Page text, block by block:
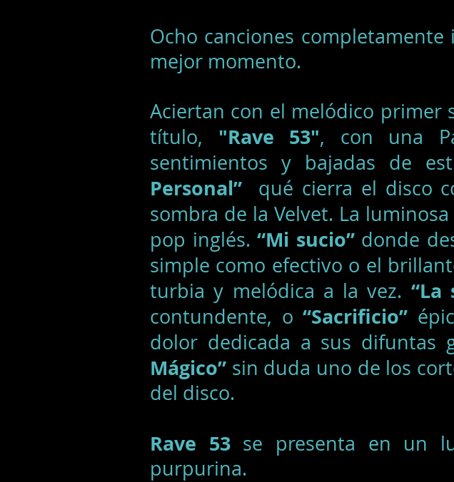
Ocho canciones
mejor momento.
Aciertan con el melódico primer
título, "Rave 53", con una
sentimientos y bajadas de
Personal”
qué cierra el disco
sombra de la Velvet. La luminosa
pop inglés. “Mi sucio”donde
simple como efectivo o el
turbia y melódica a la vez. “La
contundente, o“Sacrificio”
dolor dedicada a sus difuntas
Mágico” sin duda uno de los
del disco.
Rave 53se presenta en un
purpurina.